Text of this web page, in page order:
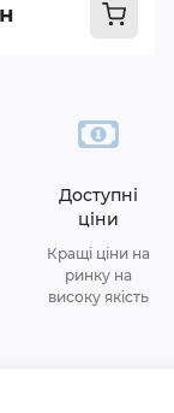
Доступні
ціни
Кращі ціни на
ринку на
високу якість